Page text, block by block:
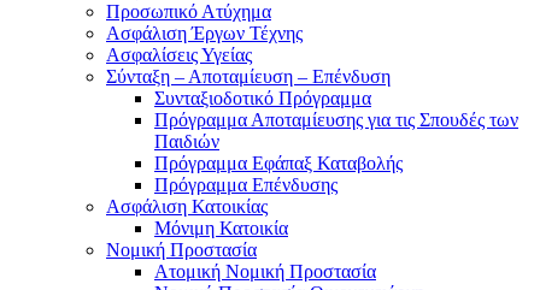
Προσωπικό Ατύχημα
Ασφάλιση Έργων Τέχνης
Ασφαλίσεις Υγείας
Σύνταξη – Αποταμίευση – Επένδυση
Συνταξιοδοτικό Πρόγραμμα
Πρόγραμμα Αποταμίευσης για τις Σπουδές των
Παιδιών
Πρόγραμμα Εφάπαξ Καταβολής
Πρόγραμμα Επένδυσης
Ασφάλιση Κατοικίας
Μόνιμη Κατοικία
Νομική Προστασία
Ατομική Νομική Προστασία